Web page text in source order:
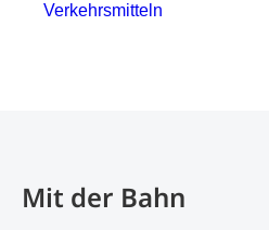
Verkehrsmitteln
Mit der Bahn